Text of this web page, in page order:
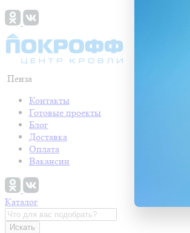
Пенза
Контакты
Готовые проекты
Блог
Доставка
Оплата
Вакансии
Каталог
Искать